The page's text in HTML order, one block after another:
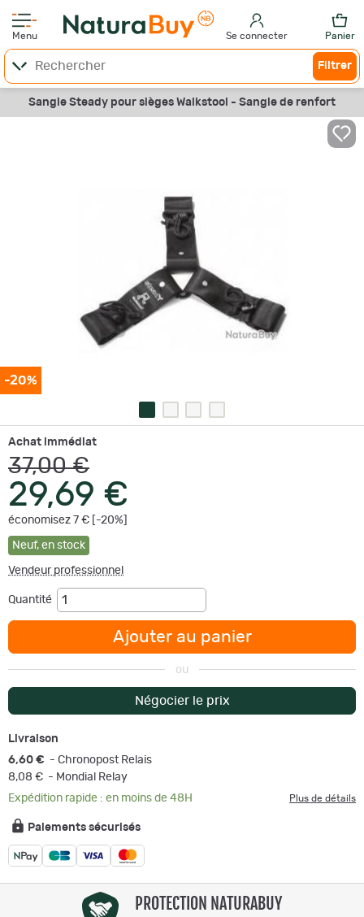
Menu Se connecter Panier
Filtrer
Sangle Steady pour sièges Walkstool - Sangle de renfort
-20%
Achat immédiat
37,00 €
29,69 €
économisez 7 € [-20%]
Neuf, en stock
Vendeur professionnel
Quantité
Ajouter au panier
ou
Négocier le prix
Livraison
6,60 € - Chronopost Relais
8,08 € - Mondial Relay
Expédition rapide : en moins de 48H
Plus de détails
Paiements sécurisés
PROTECTION NATURABUY